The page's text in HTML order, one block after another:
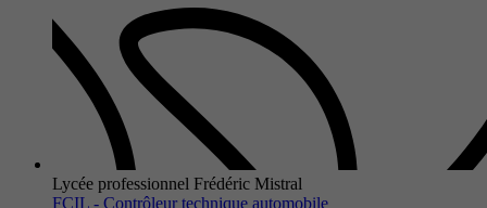
Lycée professionnel Frédéric Mistral
FCIL - Contrôleur technique automobile